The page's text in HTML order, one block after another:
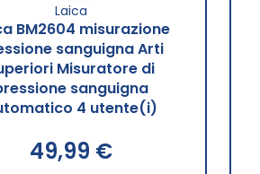
Laica
BM2604 misurazione
sanguigna Arti
Misuratore di
sanguigna
4 utente(i)
49,99 €